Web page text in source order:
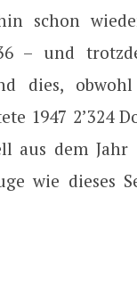
schon
– und
dies,
1947 2’324
aus dem Jahr
wie dieses